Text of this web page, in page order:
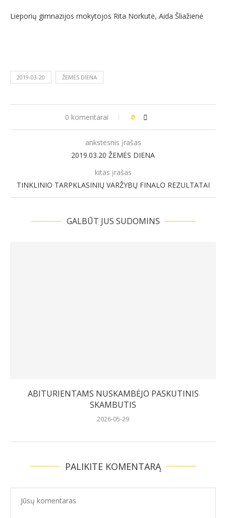
Lieporių gimnazijos mokytojos Rita Norkutė, Aida Šliažienė
2019-03-20 ŽEMĖS DIENA
0 komentarai 0
ankstesnis įrašas
2019.03.20 ŽEMĖS DIENA
kitas įrašas
TINKLINIO TARPKLASINIŲ VARŽYBŲ FINALO REZULTATAI
GALBŪT JUS SUDOMINS
ABITURIENTAMS NUSKAMBĖJO PASKUTINIS
SKAMBUTIS
2026-05-29
PALIKITE KOMENTARĄ